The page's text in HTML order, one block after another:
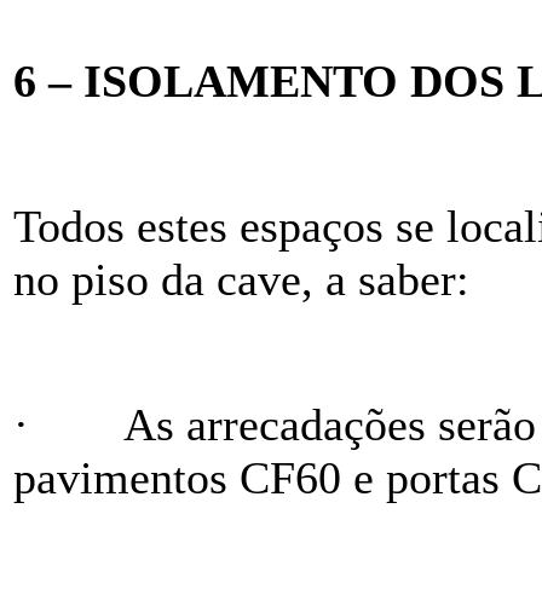
6 – ISOLAMENTO DOS
Todos estes espaços se
no piso da cave, a saber:
· As arrecadações
pavimentos CF60 e portas